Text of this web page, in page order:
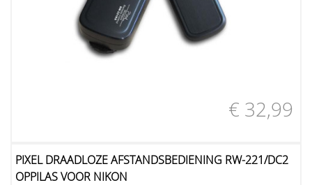
€ 32,99
PIXEL DRAADLOZE AFSTANDSBEDIENING RW-221/DC2
OPPILAS VOOR NIKON